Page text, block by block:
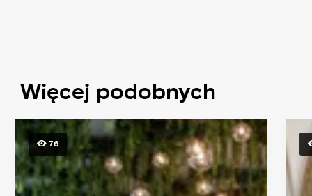
Więcej podobnych
76